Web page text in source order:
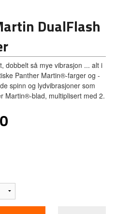
DualFlash
dobbelt så mye vibrasjon ... alt i
Panther Martin®-farger og -
spinn og lydvibrasjoner som
Martin®-blad, multiplisert med 2.